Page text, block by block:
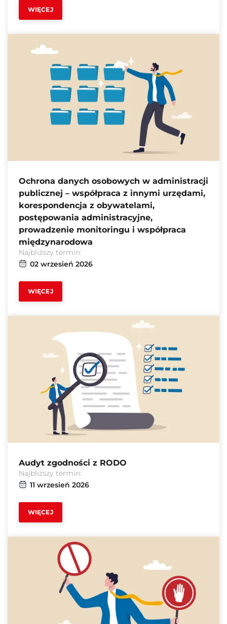
WIĘCEJ
Ochrona danych osobowych w administracji
publicznej – współpraca z innymi urzędami,
korespondencja z obywatelami,
postępowania administracyjne,
prowadzenie monitoringu i współpraca
międzynarodowa
Najbliższy termin:
02 wrzesień 2026
WIĘCEJ
Audyt zgodności z RODO
Najbliższy termin:
11 wrzesień 2026
WIĘCEJ